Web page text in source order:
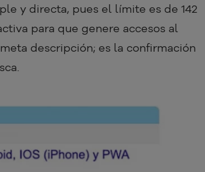
y directa, pues el límite es de 142
para que genere accesos al
descripción; es la confirmación